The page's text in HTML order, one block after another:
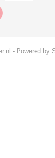
- Powered by